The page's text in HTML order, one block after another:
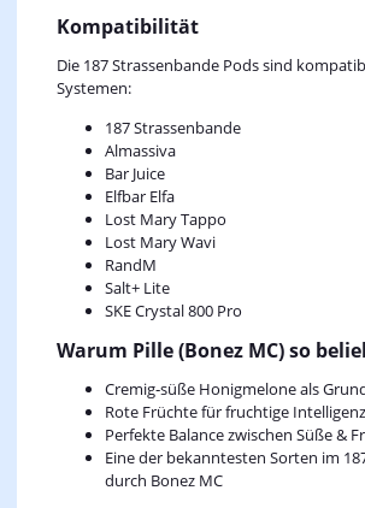
Kompatibilität
Die 187 Strassenbande Pods sind
Systemen:
187 Strassenbande
Almassiva
Bar Juice
Elfbar Elfa
Lost Mary Tappo
Lost Mary Wavi
RandM
Salt+ Lite
SKE Crystal 800 Pro
Warum Pille (Bonez MC) so
Cremig‑süße Honigmelone als
Rote Früchte für fruchtige
Perfekte Balance zwischen Süße &
Eine der bekanntesten Sorten im
durch Bonez MC